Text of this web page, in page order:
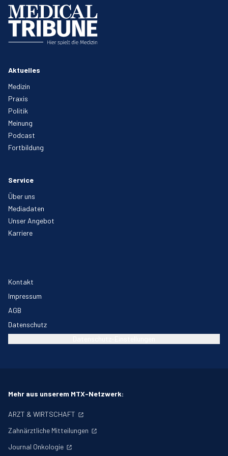
Aktuelles
Medizin
Praxis
Politik
Meinung
Podcast
Fortbildung
Service
Über uns
Mediadaten
Unser Angebot
Karriere
Kontakt
Impressum
AGB
Datenschutz
Mehr aus unserem MTX-Netzwerk:
ARZT & WIRTSCHAFT
Zahnärztliche Mitteilungen
Journal Onkologie